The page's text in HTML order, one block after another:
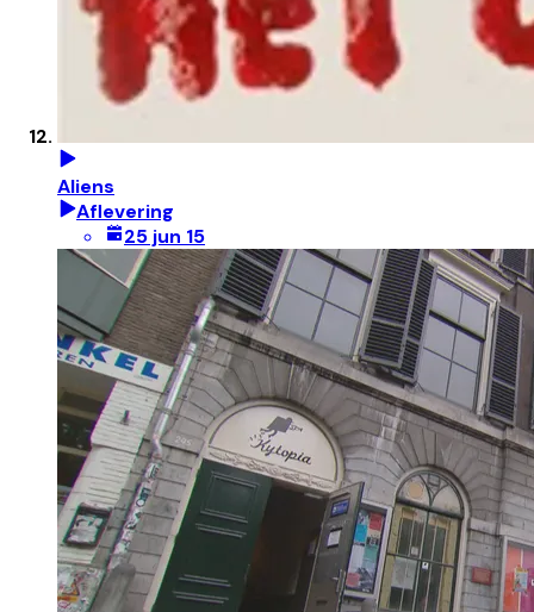
Aliens
Aflevering
25 jun 15